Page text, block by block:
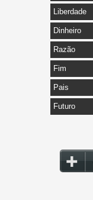
Liberdade
Dinheiro
Razão
Fim
Pais
Futuro